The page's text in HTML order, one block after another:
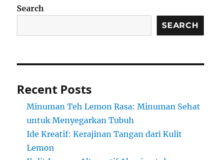
Search
SEARCH
Recent Posts
Minuman Teh Lemon Rasa: Minuman Sehat
untuk Menyegarkan Tubuh
Ide Kreatif: Kerajinan Tangan dari Kulit
Lemon